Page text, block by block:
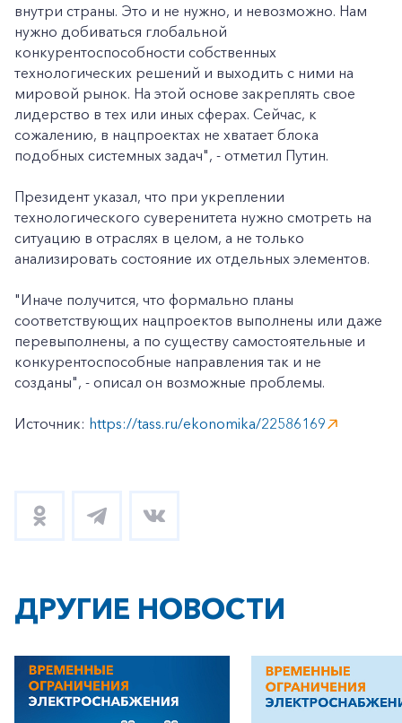
внутри страны. Это и не нужно, и невозможно. Нам
нужно добиваться глобальной
конкурентоспособности собственных
технологических решений и выходить с ними на
мировой рынок. На этой основе закреплять свое
лидерство в тех или иных сферах. Сейчас, к
сожалению, в нацпроектах не хватает блока
подобных системных задач", - отметил Путин.
Президент указал, что при укреплении
технологического суверенитета нужно смотреть на
ситуацию в отраслях в целом, а не только
анализировать состояние их отдельных элементов.
"Иначе получится, что формально планы
соответствующих нацпроектов выполнены или даже
перевыполнены, а по существу самостоятельные и
конкурентоспособные направления так и не
созданы", - описал он возможные проблемы.
Источник: https://tass.ru/ekonomika/22586169
ДРУГИЕ НОВОСТИ